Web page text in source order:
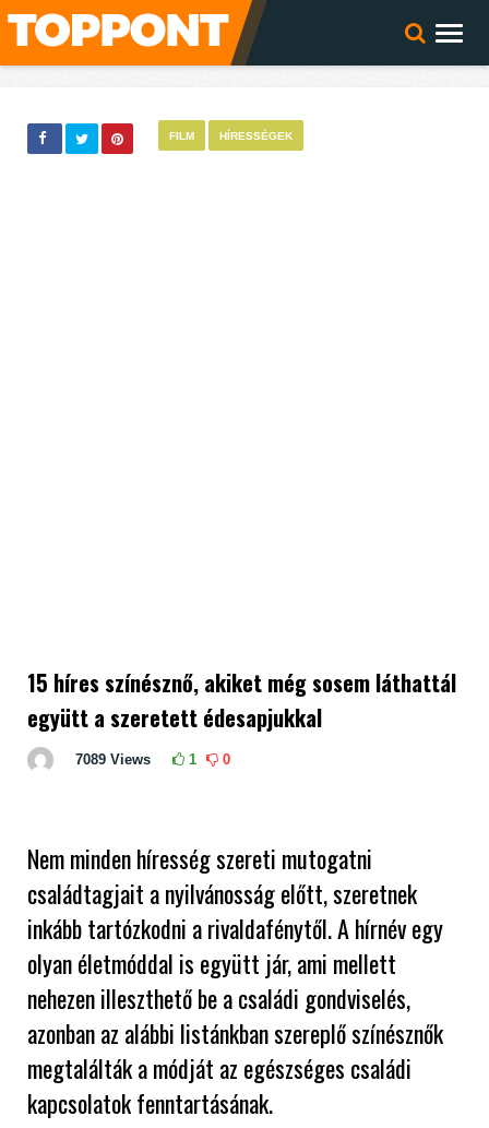
FILM HÍRESSÉGEK
15 híres színésznő, akiket még sosem láthattál
együtt a szeretett édesapjukkal
7089 Views 1 0
Nem minden híresség szereti mutogatni
családtagjait a nyilvánosság előtt, szeretnek
inkább tartózkodni a rivaldafénytől. A hírnév egy
olyan életmóddal is együtt jár, ami mellett
nehezen illeszthető be a családi gondviselés,
azonban az alábbi listánkban szereplő színésznők
megtalálták a módját az egészséges családi
kapcsolatok fenntartásának.